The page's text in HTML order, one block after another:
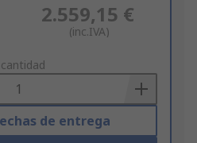
2.559,15 €
(inc.IVA)
de entrega